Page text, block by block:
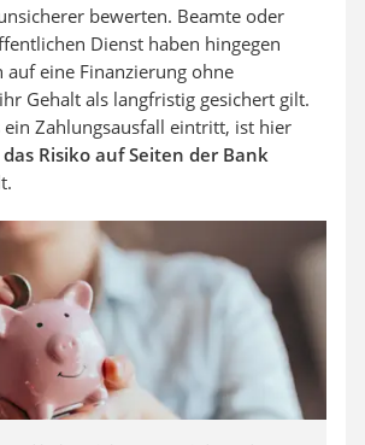
bewerten. Beamte oder
Dienst haben hingegen
auf eine Finanzierung ohne
Gehalt als langfristig gesichert gilt.
ein Zahlungsausfall eintritt, ist hier
das Risiko auf Seiten der Bank